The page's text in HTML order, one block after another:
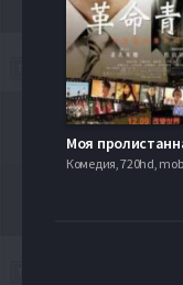
Комедия, 720hd,